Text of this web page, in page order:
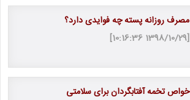
مصرف روزانه پسته چه فوایدی دارد؟
[1398/10/29 10:16:36]
خواص تخمه آفتابگردان برای سلامتی